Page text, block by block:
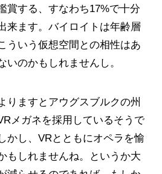
賞する、すなわち17%で十分
来ます。バイロイトは年齢層
ういう仮想空間との相性はあ
いのかもしれませんし。
りますとアウグスブルクの州
メガネを採用しているそうで
かし、VRとともにオペラを愉
もしれませんね。というか大